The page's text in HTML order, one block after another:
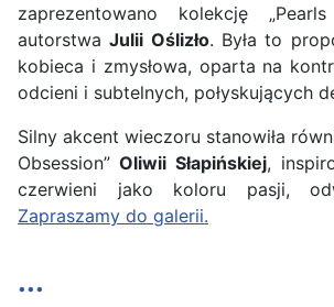
zaprezentowano kolekcję
autorstwaJulii Oślizło. Była to
kobieca i zmysłowa, oparta na
odcieni i subtelnych, połyskujących
Silny akcent wieczoru stanowiła
Obsession” Oliwii Słapińskiej,
czerwieni jako koloru pasji,
Zapraszamy do galerii.
...